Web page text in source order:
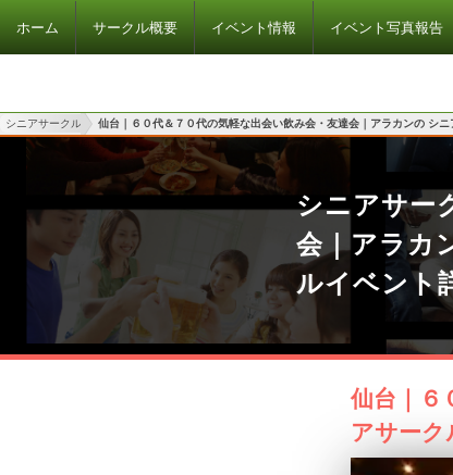
ホーム サークル概要 イベント情報 イベント写真報告
シニアサークル 仙台｜６０代＆７０代の気軽な出会い飲み会・友達会｜アラカンの シ
シニアサー
会｜アラカ
ルイベント
仙台｜６
アサー